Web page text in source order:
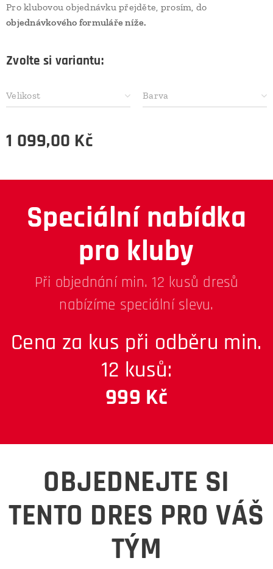
Pro klubovou objednávku přejděte, prosím, do
objednávkového formuláře níže.
Zvolte si variantu:
Velikost Barva
1 099,00 Kč
Speciální nabídka
pro kluby
Při objednání min. 12 kusů dresů
nabízíme speciální slevu.
Cena za kus při odběru min.
12 kusů:
999 Kč
OBJEDNEJTE SI
TENTO DRES PRO VÁŠ
TÝM